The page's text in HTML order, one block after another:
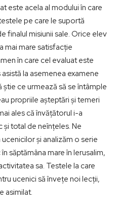
este acela al modului în care
pe care le suportă
finalul misiunii sale. Orice elev
mai mare satisfacție
în care cel evaluat este
la asemenea examene
știe ce urmează să se întâmple
propriile așteptări și temeri
ales că învățătorul i-a
și total de neînțeles. Ne
și analizăm o serie
săptămâna mare în Ierusalim,
sa. Testele la care
ucenici să învețe noi lecții,
asimilat.